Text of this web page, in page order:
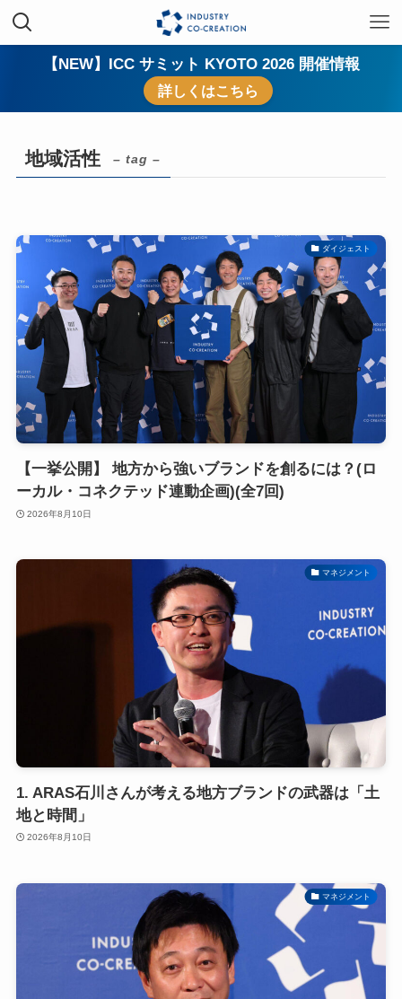
【NEW】ICC サミット KYOTO 2026 開催情報
詳しくはこちら
地域活性 – tag –
ダイジェスト
【一挙公開】 地方から強いブランドを創るには？(ロ
ーカル・コネクテッド連動企画)(全7回)
2026年8月10日
マネジメント
1. ARAS石川さんが考える地方ブランドの武器は「土
地と時間」
2026年8月10日
マネジメント